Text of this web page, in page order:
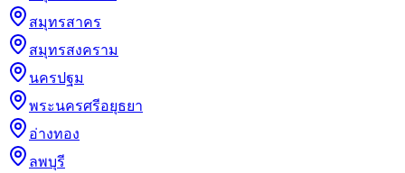
สมุทรสาคร
สมุทรสงคราม
นครปฐม
พระนครศรีอยุธยา
อ่างทอง
ลพบุรี